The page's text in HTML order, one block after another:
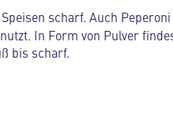
scharf. Auch
In Form von Pulver
bis scharf.